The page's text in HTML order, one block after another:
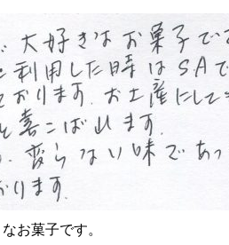
お菓子です。